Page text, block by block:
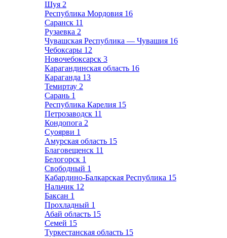
Шуя 2
Республика Мордовия 16
Саранск 11
Рузаевка 2
Чувашская Республика — Чувашия 16
Чебоксары 12
Новочебоксарск 3
Карагандинская область 16
Караганда 13
Темиртау 2
Сарань 1
Республика Карелия 15
Петрозаводск 11
Кондопога 2
Суоярви 1
Амурская область 15
Благовещенск 11
Белогорск 1
Свободный 1
Кабардино-Балкарская Республика 15
Нальчик 12
Баксан 1
Прохладный 1
Абай область 15
Семей 15
Туркестанская область 15